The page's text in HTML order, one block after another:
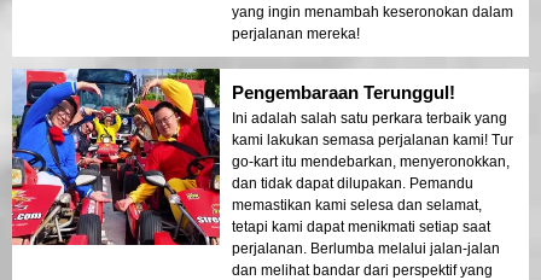
yang ingin menambah keseronokan dalam
perjalanan mereka!
Pengembaraan Terunggul!
Ini adalah salah satu perkara terbaik yang
kami lakukan semasa perjalanan kami! Tur
go-kart itu mendebarkan, menyeronokkan,
dan tidak dapat dilupakan. Pemandu
memastikan kami selesa dan selamat,
tetapi kami dapat menikmati setiap saat
perjalanan. Berlumba melalui jalan-jalan
dan melihat bandar dari perspektif yang